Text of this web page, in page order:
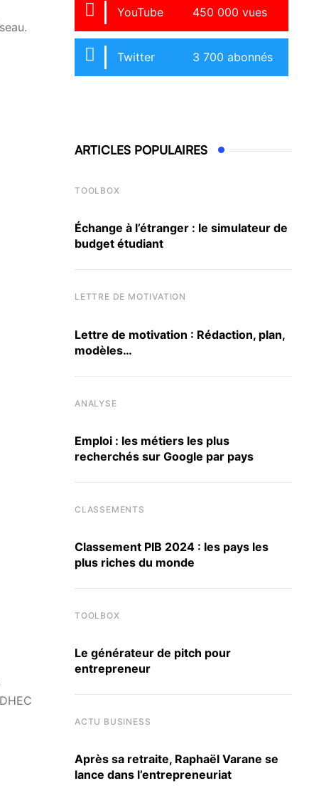
YouTube 450 000 vues
Twitter 3 700 abonnés
ARTICLES POPULAIRES
TOOLBOX
Échange à l’étranger : le simulateur de
budget étudiant
LETTRE DE MOTIVATION
Lettre de motivation : Rédaction, plan,
modèles…
ANALYSE
Emploi : les métiers les plus
recherchés sur Google par pays
CLASSEMENTS
Classement PIB 2024 : les pays les
plus riches du monde
TOOLBOX
Le générateur de pitch pour
entrepreneur
ACTU BUSINESS
Après sa retraite, Raphaël Varane se
lance dans l’entrepreneuriat